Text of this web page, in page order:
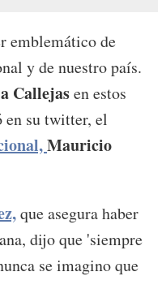
emblemático de
y de nuestro país.
Callejasen estos
en su twitter, el
Mauricio
que asegura haber
dijo que 'siempre
se imagino que